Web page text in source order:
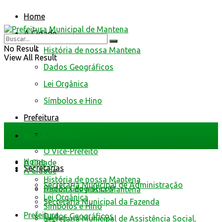
Home
A Cidade
História de nossa Mantena
Dados Geográficos
Lei Orgânica
Símbolos e Hino
Prefeitura
O Vice-Prefeito
Secretarias
Secretaria Municipal de Administração
Secretaria Municipal da Fazenda
Secretaria Municipal de Assistência Social,
No Result
View All Result
Home
A Cidade
História de nossa Mantena
Dados Geográficos
Home
A Cidade
História de nossa Mantena
Dados Geográficos
Lei Orgânica
Símbolos e Hino
Prefeitura